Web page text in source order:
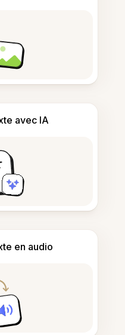
avec IA
en audio